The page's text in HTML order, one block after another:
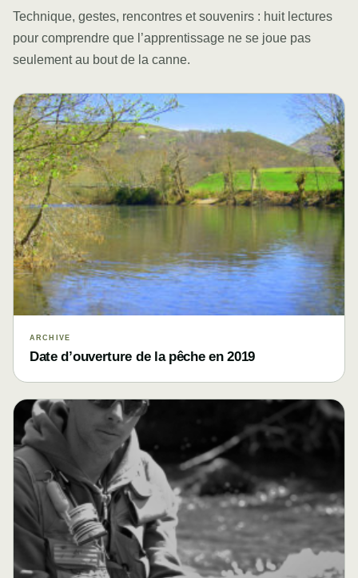
Technique, gestes, rencontres et souvenirs : huit lectures
pour comprendre que l’apprentissage ne se joue pas
seulement au bout de la canne.
ARCHIVE
Date d’ouverture de la pêche en 2019